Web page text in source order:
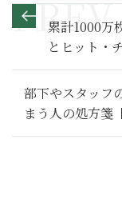
累計1000万
とヒット・
〜ジャズ「
部下やスタッフ
まう人の処方箋
習慣】